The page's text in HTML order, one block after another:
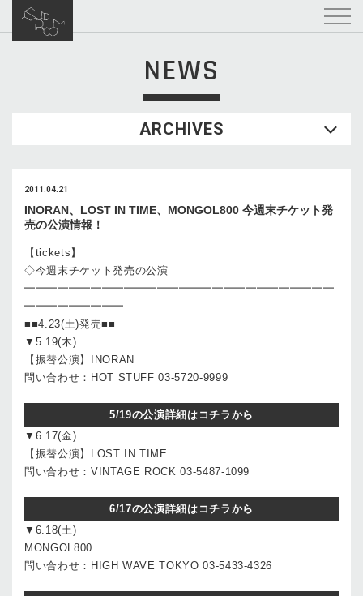
NEWS
ARCHIVES
2011.04.21
INORAN、LOST IN TIME、MONGOL800 今週末チケット発
売の公演情報！
【tickets】
◇今週末チケット発売の公演
━━━━━━━━━━━━━━━━━━━━━━━━━━━━
━━━━━━━━━
■■4.23(土)発売■■
▼5.19(木)
【振替公演】INORAN
問い合わせ：HOT STUFF 03-5720-9999
5/19の公演詳細はコチラから
▼6.17(金)
【振替公演】LOST IN TIME
問い合わせ：VINTAGE ROCK 03-5487-1099
6/17の公演詳細はコチラから
▼6.18(土)
MONGOL800
問い合わせ：HIGH WAVE TOKYO 03-5433-4326